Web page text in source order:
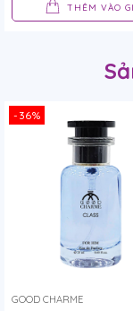
THÊM VÀO
-36%
GOOD CHARME